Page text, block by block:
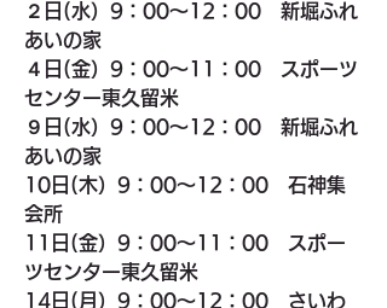
２日(水）9：00～12：00　新堀ふれ
あいの家
４日(金）9：00～11：00　スポーツ
センター東久留米
９日(水）9：00～12：00　新堀ふれ
あいの家
10日(木）9：00～12：00　石神集
会所
11日(金）9：00～11：00　スポー
ツセンター東久留米
14日(月）9：00～12：00　さいわ